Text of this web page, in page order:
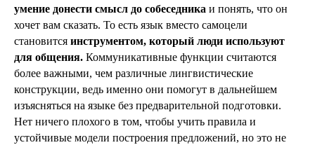
умение донести смысл до собеседника и понять, что он
хочет вам сказать. То есть язык вместо самоцели
становится инструментом, который люди используют
для общения. Коммуникативные функции считаются
более важными, чем различные лингвистические
конструкции, ведь именно они помогут в дальнейшем
изъясняться на языке без предварительной подготовки.
Нет ничего плохого в том, чтобы учить правила и
устойчивые модели построения предложений, но это не